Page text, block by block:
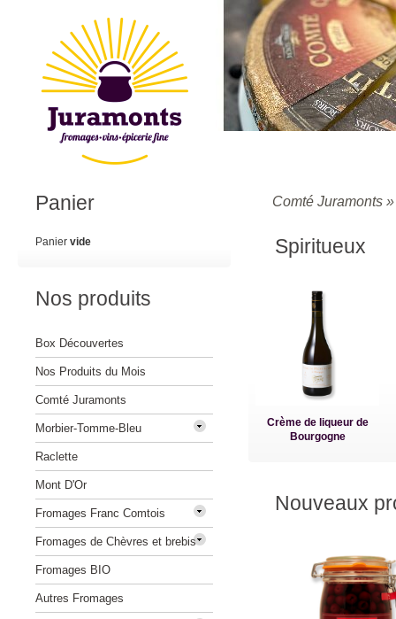
Comté Juramonts
Spiritueux
Crème de liqueur de
Bourgogne
Nouveaux
Panier
Panier vide
Nos produits
Box Découvertes
Nos Produits du Mois
Comté Juramonts
Morbier-Tomme-Bleu
Raclette
Mont D'Or
Fromages Franc Comtois
Fromages de Chèvres et brebis
Fromages BIO
Autres Fromages